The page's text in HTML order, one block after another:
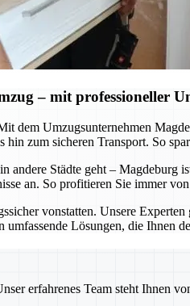
– mit professioneller
Umzugsunternehmen
zum sicheren Transport. So
andere Städte geht –
an. So profitieren Sie immer
vonstatten. Unsere
Lösungen, die Ihnen
erfahrenes Team steht Ihnen